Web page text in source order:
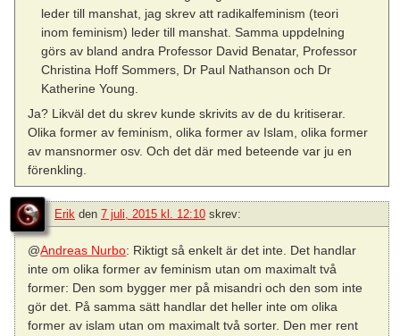
leder till manshat, jag skrev att radikalfeminism (teori
inom feminism) leder till manshat. Samma uppdelning
görs av bland andra Professor David Benatar, Professor
Christina Hoff Sommers, Dr Paul Nathanson och Dr
Katherine Young.
Ja? Likväl det du skrev kunde skrivits av de du kritiserar.
Olika former av feminism, olika former av Islam, olika former
av mansnormer osv. Och det där med beteende var ju en
förenkling.
Erik den 7 juli, 2015 kl. 12:10 skrev:
@Andreas Nurbo: Riktigt så enkelt är det inte. Det handlar
inte om olika former av feminism utan om maximalt två
former: Den som bygger mer på misandri och den som inte
gör det. På samma sätt handlar det heller inte om olika
former av islam utan om maximalt två sorter. Den mer rent